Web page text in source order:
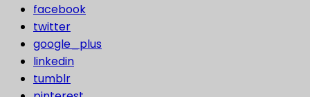
facebook
twitter
google_plus
linkedin
tumblr